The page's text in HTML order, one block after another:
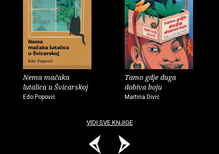
Nema mačaka
lutalica u Švicarskoj
Edo Popović
Tamo gdje duga
dobiva boju
Martina Divić
VIDI SVE KNJIGE